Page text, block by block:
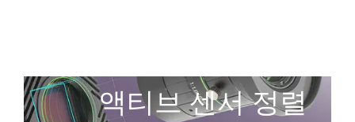
액티브 센서 정렬